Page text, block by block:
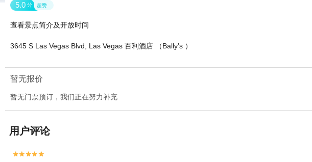
5.0 分 超赞
查看景点简介及开放时间
3645 S Las Vegas Blvd, Las Vegas 百利酒店 （Bally’s ）
暂无报价
暂无门票预订，我们正在努力补充
用户评论

